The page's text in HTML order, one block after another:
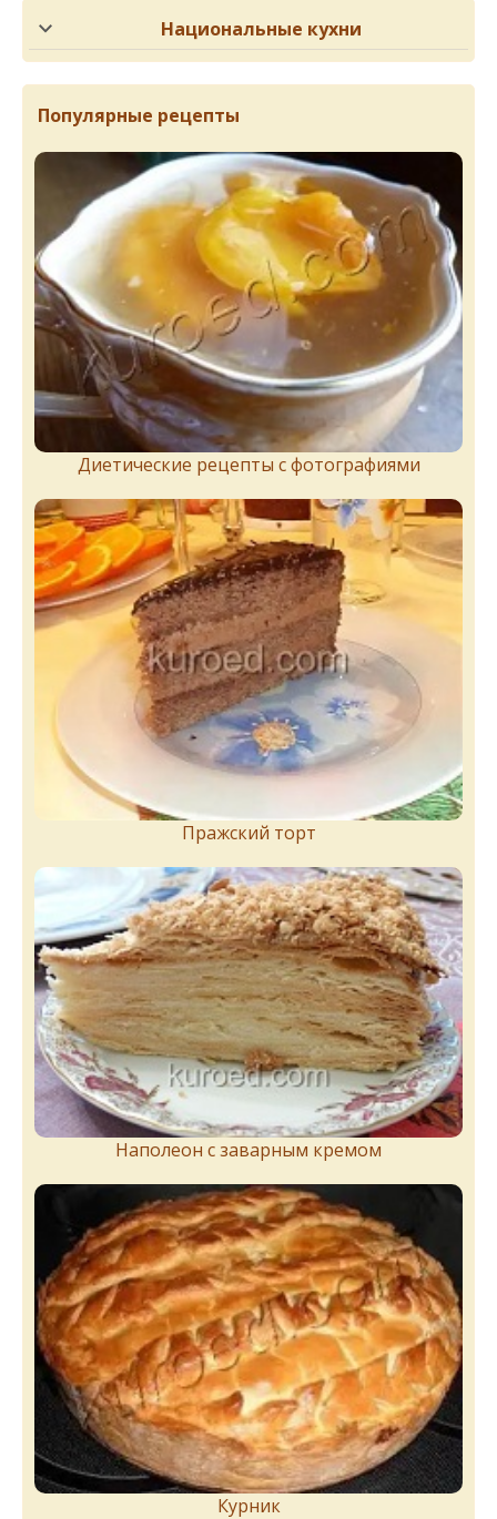
Национальные кухни
Популярные рецепты
Диетические рецепты с фотографиями
Пражский торт
Наполеон с заварным кремом
Курник